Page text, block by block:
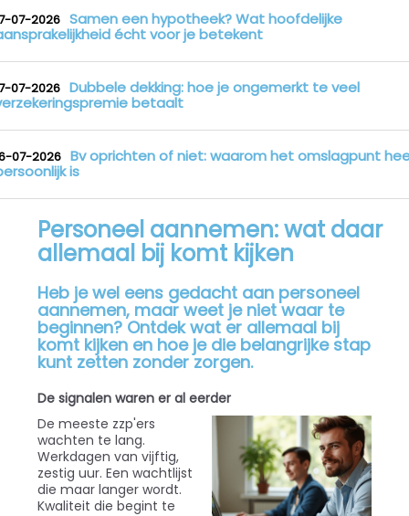
07-2026 Samen een hypotheek? Wat hoofdelijke
écht voor je betekent
07-2026 Dubbele dekking: hoe je ongemerkt te veel
betaalt
07-2026 Bv oprichten of niet: waarom het omslagpunt
is
Personeel aannemen: wat daar
allemaal bij komt kijken
Heb je wel eens gedacht aan personeel
aannemen, maar weet je niet waar te
beginnen? Ontdek wat er allemaal bij
komt kijken en hoe je die belangrijke stap
kunt zetten zonder zorgen.
De signalen waren er al eerder
De meeste zzp'ers
wachten te lang.
Werkdagen van vijftig,
zestig uur. Een wachtlijst
die maar langer wordt.
Kwaliteit die begint te